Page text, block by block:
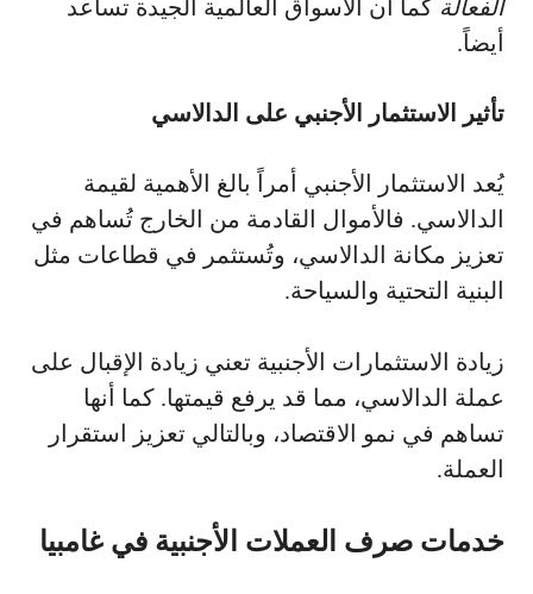
الفعالة كما أن الأسواق العالمية الجيدة تساعد
أيضاً.
تأثير الاستثمار الأجنبي على الدالاسي
يُعد الاستثمار الأجنبي أمراً بالغ الأهمية لقيمة
الدالاسي. فالأموال القادمة من الخارج تُساهم في
تعزيز مكانة الدالاسي، وتُستثمر في قطاعات مثل
البنية التحتية والسياحة.
زيادة الاستثمارات الأجنبية تعني زيادة الإقبال على
عملة الدالاسي، مما قد يرفع قيمتها. كما أنها
تساهم في نمو الاقتصاد، وبالتالي تعزيز استقرار
العملة.
خدمات صرف العملات الأجنبية في غامبيا